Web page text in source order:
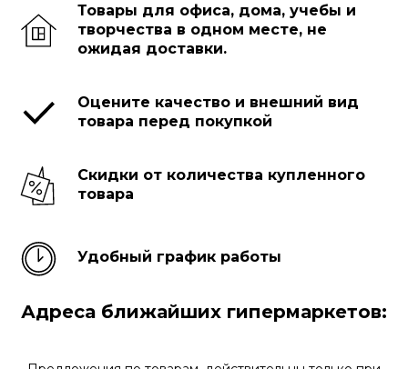
Товары для офиса, дома, учебы и
творчества в одном месте, не
ожидая доставки.
Оцените качество и внешний вид
товара перед покупкой
Скидки от количества купленного
товара
Удобный график работы
Адреса ближайших гипермаркетов: